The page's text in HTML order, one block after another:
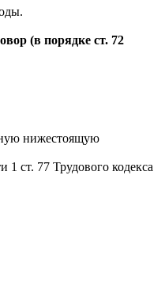
(в порядке ст. 72
нижестоящую
1 ст. 77 Трудового кодекса